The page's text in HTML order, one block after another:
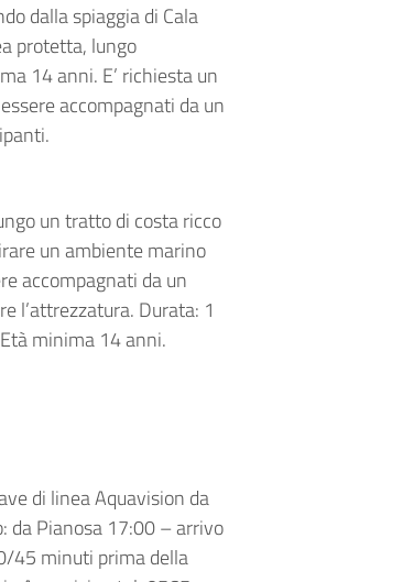
dalla spiaggia di Cala
protetta, lungo
14 anni. E’ richiesta un
accompagnati da un
un tratto di costa ricco
un ambiente marino
accompagnati da un
l’attrezzatura. Durata: 1
minima 14 anni.
di linea Aquavision da
da Pianosa 17:00 – arrivo
45 minuti prima della